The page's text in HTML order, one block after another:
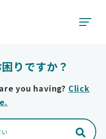
りですか？
you having? Click